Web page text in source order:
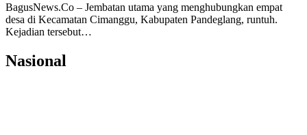
BagusNews.Co – Jembatan utama yang menghubungkan empat
desa di Kecamatan Cimanggu, Kabupaten Pandeglang, runtuh.
Kejadian tersebut…
Nasional